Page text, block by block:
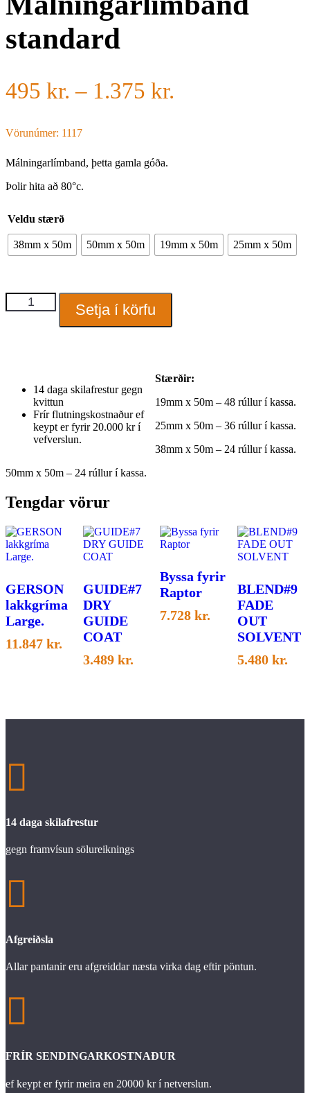
standard
495 kr. – 1.375 kr.
Vörunúmer: 1117
Málningarlímband, þetta gamla góða.
Þolir hita að 80°c.
Veldu stærð
38mm x 50m 50mm x 50m 19mm x 50m 25mm x 50m
Málningarlímband
standard
Setja í körfu
14 daga skilafrestur gegn
kvittun
Frír flutningskostnaður ef
keypt er fyrir 20.000 kr í
vefverslun.
Stærðir:
19mm x 50m – 48 rúllur í kassa.
25mm x 50m – 36 rúllur í kassa.
38mm x 50m – 24 rúllur í kassa.
50mm x 50m – 24 rúllur í kassa.
Tengdar vörur
GERSON
lakkgríma
Large.
11.847 kr.
GUIDE#7
DRY
GUIDE
COAT
3.489 kr.
Byssa fyrir
Raptor
7.728kr.
BLEND#9
FADE
OUT
SOLVENT
5.480 kr.

14 daga skilafrestur
gegn framvísun sölureiknings

Afgreiðsla
Allar pantanir eru afgreiddar næsta virka dag eftir pöntun.

FRÍR SENDINGARKOSTNAÐUR
ef keypt er fyrir meira en 20000 kr í netverslun.